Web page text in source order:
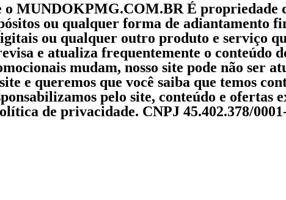
o MUNDOKPMG.COM.BR É propriedade
ou qualquer forma de adiantamento
ou qualquer outro produto e serviço
e atualiza frequentemente o conteúdo
mudam, nosso site pode não ser
e queremos que você saiba que temos
pelo site, conteúdo e ofertas
de privacidade. CNPJ 45.402.378/